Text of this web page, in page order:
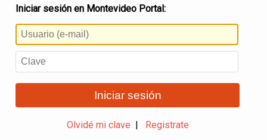
Iniciar sesión en Montevideo Portal:
Iniciar sesión
Olvidé mi clave Registrate